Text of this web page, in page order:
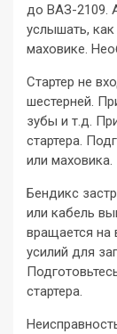
до ВАЗ-2109.
услышать,
маховике.
Стартер не
шестерней.
зубы и т.д.
стартера.
или маховика.
Бендикс
или кабель
вращается на
усилий для
стартера.